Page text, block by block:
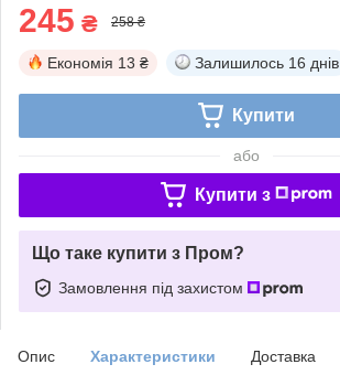
245 ₴ 258 ₴
Економія 13 ₴ Залишилось 16 днів
Купити
або
Купити з
Що таке купити з Пром?
Замовлення під захистом
Опис Характеристики Доставка